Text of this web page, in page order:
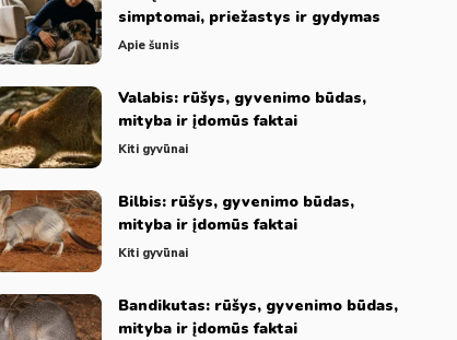
simptomai, priežastys ir gydymas
Apie šunis
Valabis: rūšys, gyvenimo būdas,
mityba ir įdomūs faktai
Kiti gyvūnai
Bilbis: rūšys, gyvenimo būdas,
mityba ir įdomūs faktai
Kiti gyvūnai
Bandikutas: rūšys, gyvenimo būdas,
mityba ir įdomūs faktai